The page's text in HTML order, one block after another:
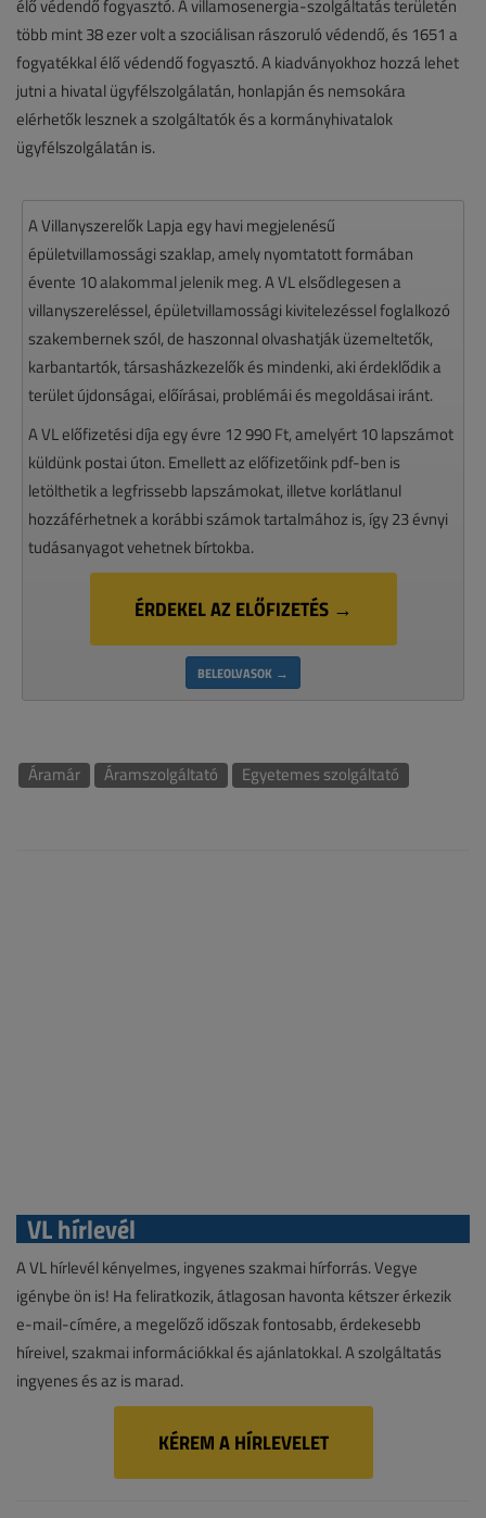
élő védendő fogyasztó. A villamosenergia-szolgáltatás területén
több mint 38 ezer volt a szociálisan rászoruló védendő, és 1651 a
fogyatékkal élő védendő fogyasztó. A kiadványokhoz hozzá lehet
jutni a hivatal ügyfélszolgálatán, honlapján és nemsokára
elérhetők lesznek a szolgáltatók és a kormányhivatalok
ügyfélszolgálatán is.
A Villanyszerelők Lapja egy havi megjelenésű
épületvillamossági szaklap, amely nyomtatott formában
évente 10 alakommal jelenik meg. A VL elsődlegesen a
villanyszereléssel, épületvillamossági kivitelezéssel foglalkozó
szakembernek szól, de haszonnal olvashatják üzemeltetők,
karbantartók, társasházkezelők és mindenki, aki érdeklődik a
terület újdonságai, előírásai, problémái és megoldásai iránt.
A VL előfizetési díja egy évre 12 990 Ft, amelyért 10 lapszámot
küldünk postai úton. Emellett az előfizetőink pdf-ben is
letölthetik a legfrissebb lapszámokat, illetve korlátlanul
hozzáférhetnek a korábbi számok tartalmához is, így 23 évnyi
tudásanyagot vehetnek bírtokba.
ÉRDEKEL AZ ELŐFIZETÉS →
BELEOLVASOK →
Áramár Áramszolgáltató Egyetemes szolgáltató
VL hírlevél
A VL hírlevél kényelmes, ingyenes szakmai hírforrás. Vegye
igénybe ön is! Ha feliratkozik, átlagosan havonta kétszer érkezik
e-mail-címére, a megelőző időszak fontosabb, érdekesebb
híreivel, szakmai információkkal és ajánlatokkal. A szolgáltatás
ingyenes és az is marad.
KÉREM A HÍRLEVELET